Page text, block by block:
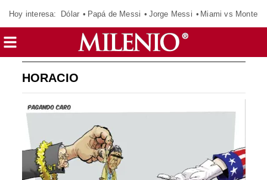
Hoy interesa: Dólar Papá de Messi Jorge Messi Miami vs
HORACIO